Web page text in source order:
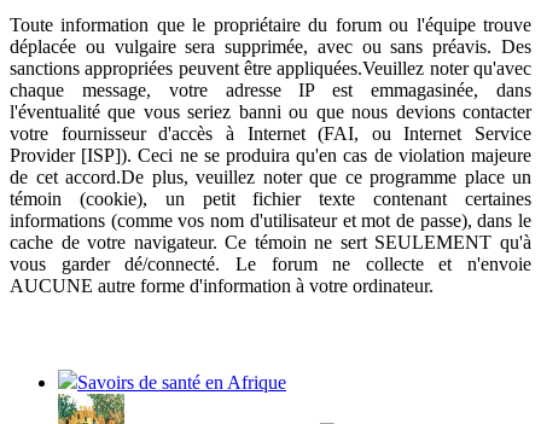
Toute information que le propriétaire du forum ou l'équipe trouve
déplacée ou vulgaire sera supprimée, avec ou sans préavis. Des
sanctions appropriées peuvent être appliquées.Veuillez noter qu'avec
chaque message, votre adresse IP est emmagasinée, dans
l'éventualité que vous seriez banni ou que nous devions contacter
votre fournisseur d'accès à Internet (FAI, ou Internet Service
Provider [ISP]). Ceci ne se produira qu'en cas de violation majeure
de cet accord.De plus, veuillez noter que ce programme place un
témoin (cookie), un petit fichier texte contenant certaines
informations (comme vos nom d'utilisateur et mot de passe), dans le
cache de votre navigateur. Ce témoin ne sert SEULEMENT qu'à
vous garder dé/connecté. Le forum ne collecte et n'envoie
AUCUNE autre forme d'information à votre ordinateur.
Savoirs de santé en Afrique